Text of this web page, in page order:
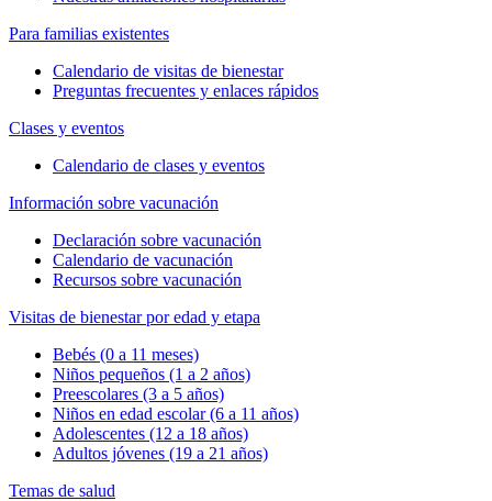
Para familias existentes
Calendario de visitas de bienestar
Preguntas frecuentes y enlaces rápidos
Clases y eventos
Calendario de clases y eventos
Información sobre vacunación
Declaración sobre vacunación
Calendario de vacunación
Recursos sobre vacunación
Visitas de bienestar por edad y etapa
Bebés (0 a 11 meses)
Niños pequeños (1 a 2 años)
Preescolares (3 a 5 años)
Niños en edad escolar (6 a 11 años)
Adolescentes (12 a 18 años)
Adultos jóvenes (19 a 21 años)
Temas de salud